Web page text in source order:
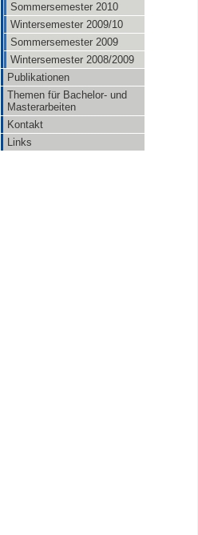
Sommersemester 2010
Wintersemester 2009/10
Sommersemester 2009
Wintersemester 2008/2009
Publikationen
Themen für Bachelor- und
Masterarbeiten
Kontakt
Links